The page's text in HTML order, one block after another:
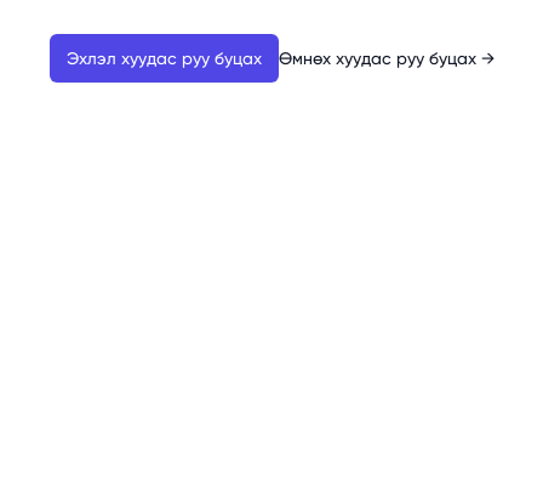
Эхлэл хуудас руу буцах Өмнөх хуудас руу буцах →